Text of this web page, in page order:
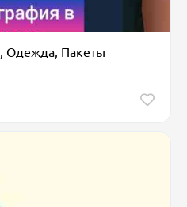
Одежда, Пакеты